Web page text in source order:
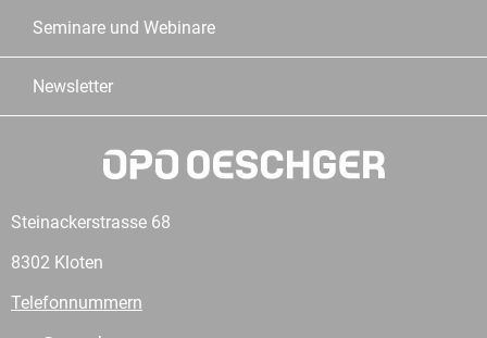
Seminare und Webinare
Newsletter
Steinackerstrasse 68
8302 Kloten
Telefonnummern